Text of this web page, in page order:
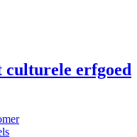
culturele erfgoed